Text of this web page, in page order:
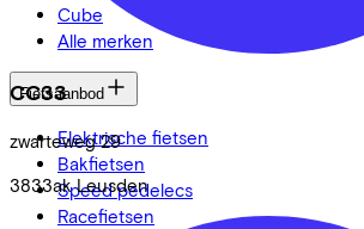
CC33
zwarteweg 29
3833ak Leusden
Cube
Alle merken
Fietsaanbod
Elektrische fietsen
Bakfietsen
Speed pedelecs
Racefietsen